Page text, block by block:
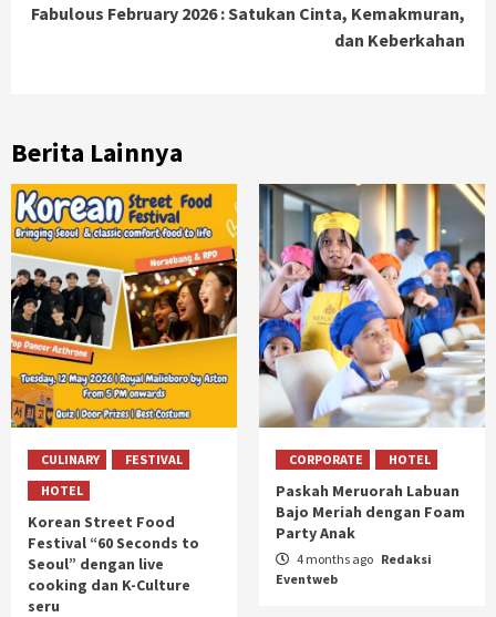
Fabulous February 2026 : Satukan Cinta, Kemakmuran,
dan Keberkahan
Berita Lainnya
CULINARY
FESTIVAL
HOTEL
Korean Street Food
Festival “60 Seconds to
Seoul” dengan live
cooking dan K-Culture
seru
CORPORATE HOTEL
Paskah Meruorah Labuan
Bajo Meriah dengan Foam
Party Anak
4 months ago Redaksi
Eventweb